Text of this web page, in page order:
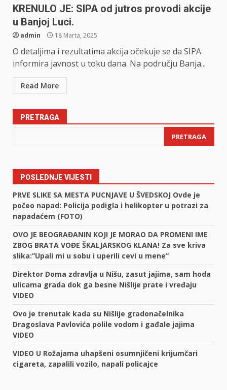
KRENULO JE: SIPA od jutros provodi akcije
u Banjoj Luci.
admin 18 Marta, 2025
O detaljima i rezultatima akcija očekuje se da SIPA
informira javnost u toku dana. Na području Banja...
Read More
PRETRAGA
PRETRAGA
POSLEDNJE VIJESTI
PRVE SLIKE SA MESTA PUCNJAVE U ŠVEDSKOJ Ovde je
počeo napad: Policija podigla i helikopter u potrazi za
napadaćem (FOTO)
OVO JE BEOGRAĐANIN KOJI JE MORAO DA PROMENI IME
ZBOG BRATA VOĐE ŠKALJARSKOG KLANA! Za sve kriva
slika:”Upali mi u sobu i uperili cevi u mene”
Direktor Doma zdravlja u Nišu, zasut jajima, sam hoda
ulicama grada dok ga besne Nišlije prate i vređaju
VIDEO
Ovo je trenutak kada su Nišlije gradonačelnika
Dragoslava Pavlovića polile vodom i gađale jajima
VIDEO
VIDEO U Rožajama uhapšeni osumnjičeni krijumčari
cigareta, zapalili vozilo, napali policajce